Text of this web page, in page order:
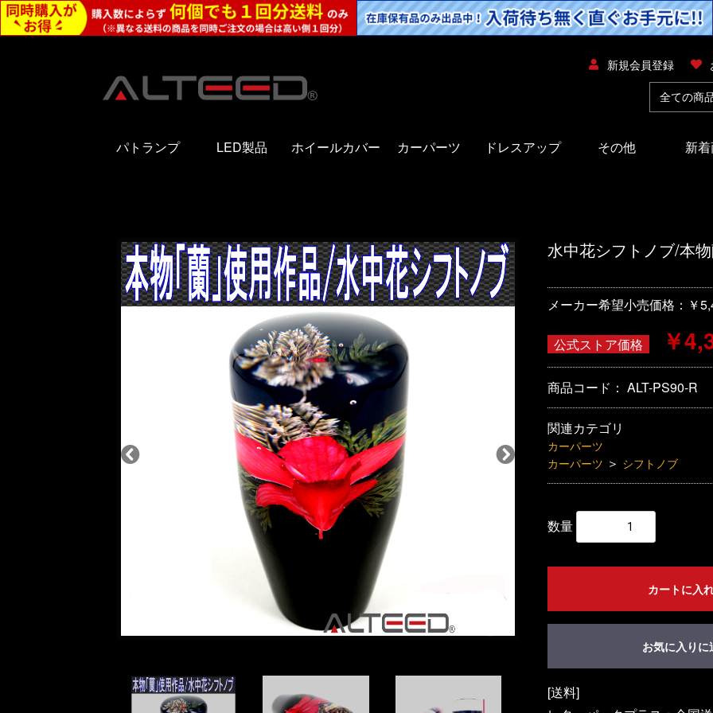
新規会員登録
パトランプ LED製品 ホイールカバー カーパーツ ドレスアップ その他 新
水中花シフトノブ/本
メーカー希望小売価格：￥
公式ストア価格 ￥
商品コード： ALT-PS90-R
関連カテゴリ
カーパーツ
カーパーツ ＞ シフトノブ
数量
カートに入
お気に入りに
[送料]